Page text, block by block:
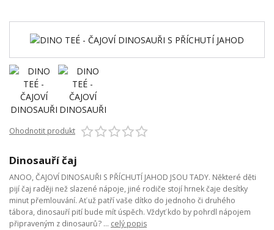
Ohodnotit produkt
Dinosauří čaj
ANOO, ČAJOVÍ DINOSAUŘI S PŘÍCHUTÍ JAHOD JSOU TADY. Některé děti
pijí čaj raději než slazené nápoje, jiné rodiče stojí hrnek čaje desítky
minut přemlouvání. Ať už patří vaše dítko do jednoho či druhého
tábora, dinosauří pití bude mít úspěch. Vždyť kdo by pohrdl nápojem
připraveným z dinosaurů? ... celý popis